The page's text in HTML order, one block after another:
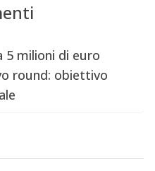
5 milioni di euro
round: obiettivo